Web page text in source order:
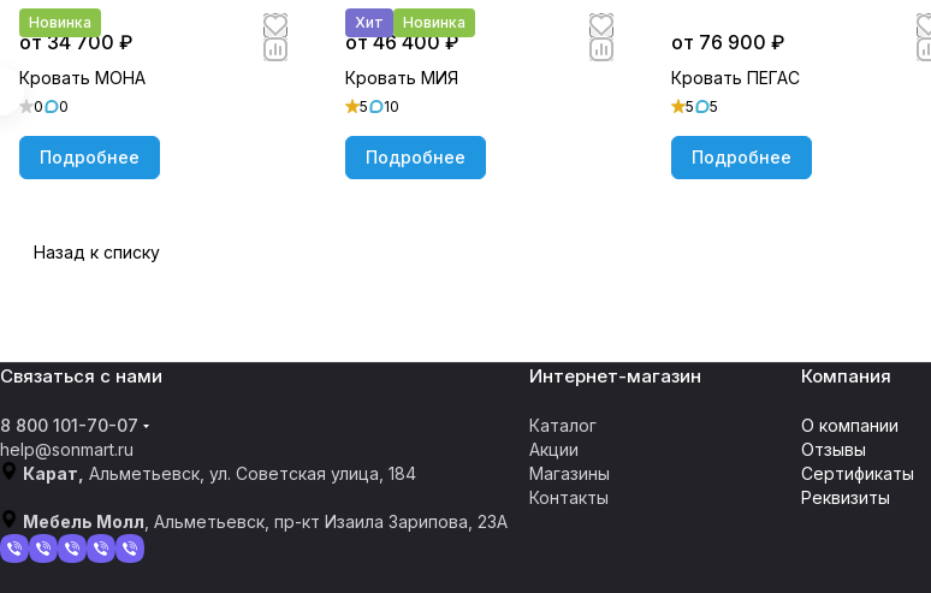
Новинка
от 34 700 ₽
Кровать МОНА
0 0
Подробнее
Хит Новинка
от 46 400 ₽
Кровать МИЯ
5 10
Подробнее
от 76 900 ₽
Кровать ПЕГАС
5 5
Подробнее
Назад к списку
Связаться с нами
8 800 101-70-07
help@sonmart.ru
Карат, Альметьевск, ул. Советская улица, 184
Мебель Молл , Альметьевск, пр-кт Изаила Зарипова, 23А
Интернет-магазин
Каталог
Акции
Магазины
Контакты
Компания
О компании
Отзывы
Сертификаты
Реквизиты